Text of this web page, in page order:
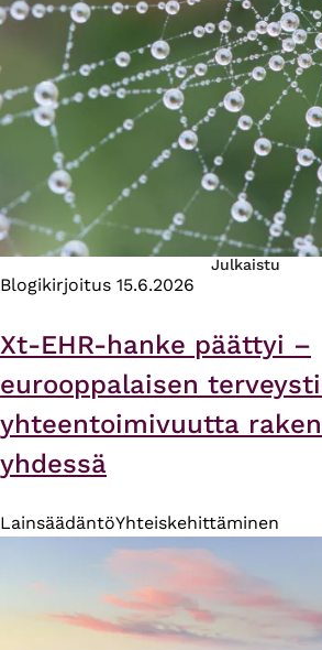
Julkaistu
Blogikirjoitus 15.6.2026
Xt-EHR-hanke päättyi –
eurooppalaisen
yhteentoimivuutta
yhdessä
LainsäädäntöYhteiskehittäminen